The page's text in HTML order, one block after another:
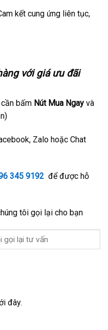
kết cung ứng liên tục,
với giá ưu đãi
bấm Nút Mua Ngay và
Zalo hoặc Chat
345 9192 để được hỗ
tôi gọi lại cho bạn
đây.